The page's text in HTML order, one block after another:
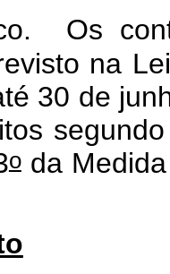
Os
na
30 de
oda